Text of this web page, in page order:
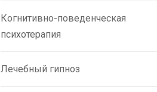
Когнитивно-поведенческая
психотерапия
Лечебный гипноз